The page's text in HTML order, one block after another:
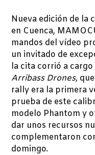
Nueva edición de la
en Cuenca,
mandos del vídeo
un invitado de
la cita corrió a
Arribass Drones,
rally era la primera
prueba de este
modelo Phantom y
dar unos recursos
complementaron
domingo.